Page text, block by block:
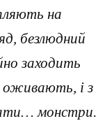
на
безлюдний
заходить
оживають, і з
монстри.